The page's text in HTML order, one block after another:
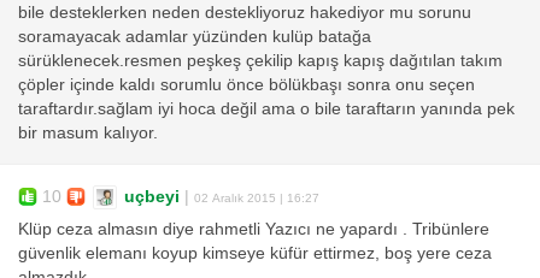
bile desteklerken neden destekliyoruz hakediyor mu sorunu
soramayacak adamlar yüzünden kulüp batağa
sürüklenecek.resmen peşkeş çekilip kapış kapış dağıtılan takım
çöpler içinde kaldı sorumlu önce bölükbaşı sonra onu seçen
taraftardır.sağlam iyi hoca değil ama o bile taraftarın yanında pek
bir masum kalıyor.
10 uçbeyi 02 Aralık 2015 | 16:27
Klüp ceza almasın diye rahmetli Yazıcı ne yapardı . Tribünlere
güvenlik elemanı koyup kimseye küfür ettirmez, boş yere ceza